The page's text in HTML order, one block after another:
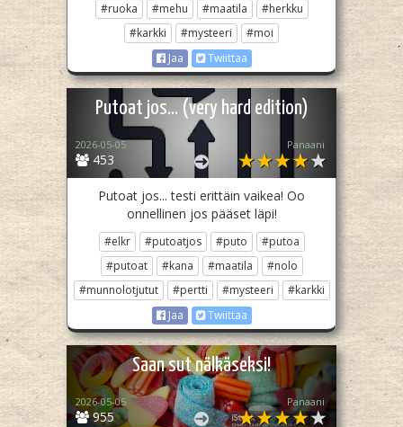
#ruoka
#mehu #maatila
#herkku
#karkki
#mysteeri
#moi
Jaa
Twiittaa
Putoat jos... (very hard edition)
453
2026-05-05 Panaani
Putoat jos... testi erittäin vaikea! Oo
onnellinen jos pääset läpi!
#elkr #putoatjos #puto
#putoa
#putoat
#kana #maatila
#nolo
#munnolotjutut
#pertti #mysteeri
#karkki
Jaa
Twiittaa
Saan sut nälkäseksi!
955
2026-05-05 Panaani